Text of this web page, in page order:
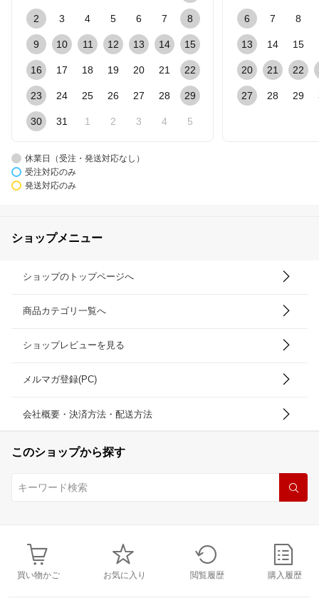
2 3 4 5 6 7 8
9 10 11 12 13 14 15
16 17 18 19 20 21 22
23 24 25 26 27 28 29
30 31 1 2 3 4 5
6 7 8
13 14 15
20 21 22
27 28 29
休業日（受注・発送対応なし）
受注対応のみ
発送対応のみ
ショップメニュー
ショップのトップページへ
商品カテゴリ一覧へ
ショップレビューを見る
メルマガ登録(PC)
会社概要・決済方法・配送方法
このショップから探す
買い物かご お気に入り 閲覧履歴 購入履歴